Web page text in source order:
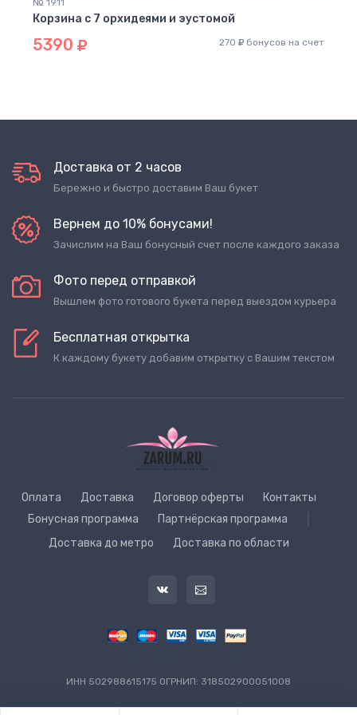
№ 1911
Корзина с 7 орхидеями и эустомой
5390 270 бонусов на счет
Доставка от 2 часов
Бережно и быстро доставим Ваш букет
Вернем до 10% бонусами!
Зачислим на Ваш бонусный счет после каждого заказа
Фото перед отправкой
Вышлем фото готового букета перед выездом курьера
Бесплатная открытка
К каждому букету добавим открытку с Вашим текстом
Оплата Доставка Договор оферты
Контакты
Бонусная программа
Партнёрская программа
Доставка до метро Доставка по области
ИНН 502988615175 ОГРНИП: 318502900051008